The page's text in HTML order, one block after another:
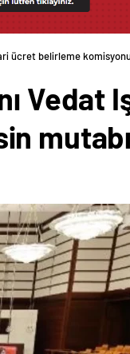
ücret belirleme
Vedat